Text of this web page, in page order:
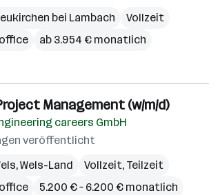
bei Lambach
Vollzeit
ab 3.954 € monatlich
Management (w/m/d)
careers GmbH
veröffentlicht
,Wels-Land
Vollzeit, Teilzeit
5.200 € – 6.200 € monatlich